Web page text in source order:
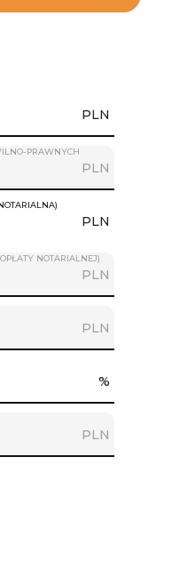
PLN
PRAWNYCH
PLN
PLN
NOTARIALNEJ)
PLN
PLN
%
PLN